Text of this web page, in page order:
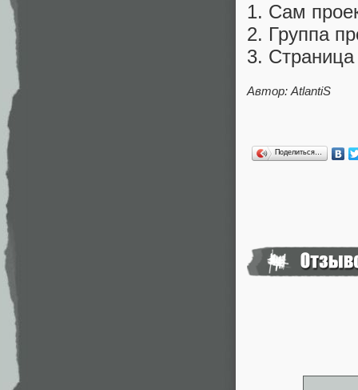
1. Сам
2. Группа
3.
Автор: AtlantiS
Поделиться…